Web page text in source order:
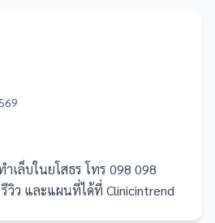
ำเล็บในยโสธร โทร 098 098
วิว และแผนที่ได้ที่ Clinicintrend